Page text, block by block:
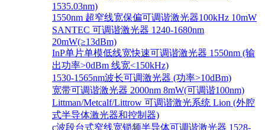
1535.03nm)
1550nm 超窄线宽保偏可调谐激光器100kHz 10mW
SANTEC 可调谐激光器 1240-1680nm
20mW(≥13dBm)
InP单片单模低线宽快速可调谐激光器 1550nm (输
出功率>0dBm 线宽<150kHz)
1530-1565nm波长可调激光器 (功率>10dBm)
宽带可调谐激光器 2000nm 8mW(可调谐100nm)
Littman/Metcalf/Littrow 可调谐激光系统 Lion (外腔
式半导体激光器和控制器)
c波段台式窄线宽锁频半导体可调谐激光器 1528-